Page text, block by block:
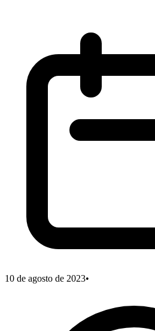
10 de agosto de 2023•